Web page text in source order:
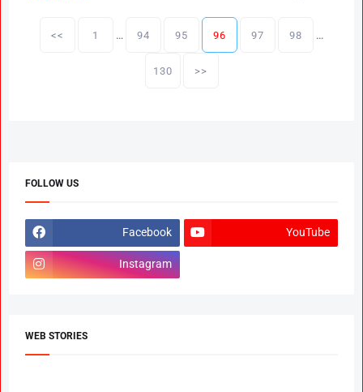
a
t
i
o
n
<< 1 … 94 95 96 97 98 …
130 >>
FOLLOW US
Facebook YouTube
Instagram
WEB STORIES